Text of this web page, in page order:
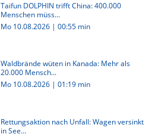
Taifun DOLPHIN trifft China: 400.000
Menschen müss...
Mo 10.08.2026 | 00:55 min
Waldbrände wüten in Kanada: Mehr als
20.000 Mensch...
Mo 10.08.2026 | 01:19 min
Rettungsaktion nach Unfall: Wagen versinkt
in See...